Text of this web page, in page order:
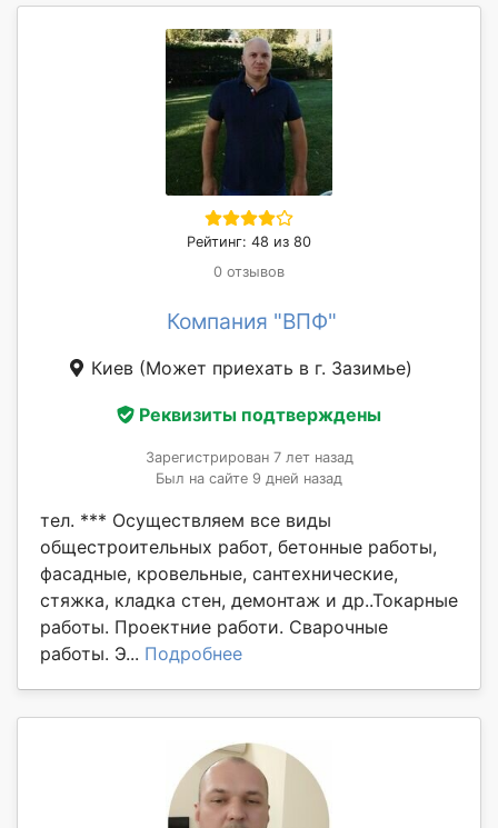
Рейтинг: 48 из 80
0 отзывов
Компания "ВПФ"
Киев (Может приехать в г. Зазимье)
Реквизиты подтверждены
Зарегистрирован 7 лет назад
Был на сайте 9 дней назад
тел. *** Осуществляем все виды
общестроительных работ, бетонные работы,
фасадные, кровельные, сантехнические,
стяжка, кладка стен, демонтаж и др..Токарные
работы. Проектние работи. Сварочные
работы. Э... Подробнее